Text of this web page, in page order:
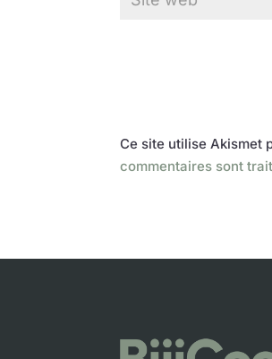
Ce site utilise Akismet
commentaires sont